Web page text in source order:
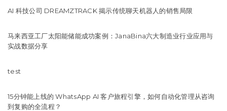
AI 科技公司 DREAMZTRACK 揭示传统聊天机器人的销售局限
马来西亚工厂太阳能储能成功案例：JanaBina六大制造业行业应用与
实战数据分享
test
15分钟能上线的 WhatsApp AI 客户旅程引擎，如何自动化管理从咨询
到复购的全流程？